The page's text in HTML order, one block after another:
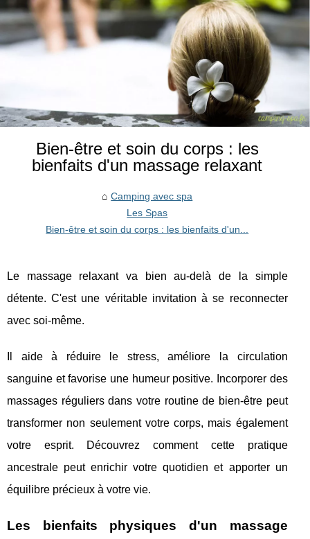
Bien-être et soin du corps : les
bienfaits d'un massage relaxant
Camping avec spa
Les Spas
Bien-être et soin du corps : les bienfaits d'un...
Le massage relaxant va bien au-delà de la simple
détente. C'est une véritable invitation à se reconnecter
avec soi-même.
Il aide à réduire le stress, améliore la circulation
sanguine et favorise une humeur positive. Incorporer des
massages réguliers dans votre routine de bien-être peut
transformer non seulement votre corps, mais également
votre esprit. Découvrez comment cette pratique
ancestrale peut enrichir votre quotidien et apporter un
équilibre précieux à votre vie.
Les bienfaits physiques d'un massage